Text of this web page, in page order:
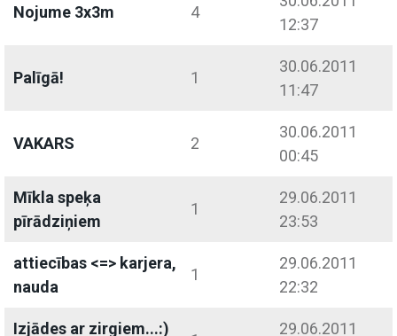
Nojume 3x3m 4
12:37
Palīgā! 1
30.06.2011
11:47
VAKARS 2
30.06.2011
00:45
Mīkla speķa
pīrādziņiem
1
29.06.2011
23:53
attiecības <=> karjera,
nauda
1
29.06.2011
22:32
Izjādes ar zirgiem...:)
29.06.2011